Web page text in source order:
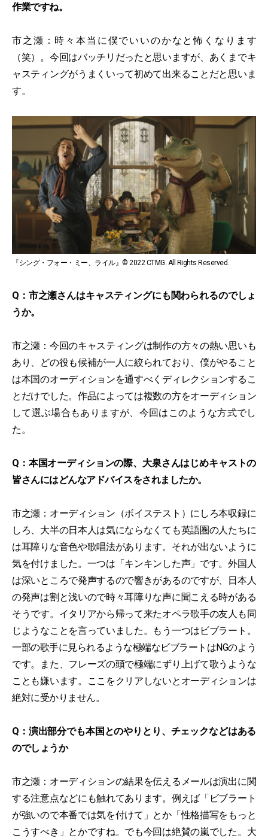
作業ですね。
市之瀬：時々本当に僕でいいのかなと怖くなります
（笑）。今回はバッチリだったと思いますが、あくまでキ
ャスティングがうまくいって初めて出来ることだと思いま
す。
『シング・フォー・ミー、ライル』© 2022 CTMG. All Rights Reserved.
Q：市之瀬さんはキャスティングにも関わられるのでしょ
うか。
市之瀬：今回のキャスティングは制作の方々の熱い思いも
あり、どの役も候補が一人に絞られており、僕がやること
は本国のオーディションを通すべくディレクションするこ
とだけでした。作品によっては複数の方をオーディション
して選ぶ場合もありますが、今回はこのような方式でし
た。
Q：本国オーディションの際、大泉さんはじめキャストの
皆さんにはどんなアドバイスをされましたか。
市之瀬：オーディション（ボイステスト）にしろ本収録に
しろ、大半の日本人は気にならなくても英語圏の人たちに
は耳障りな音色や歌唱法があります。それが出ないように
気を付けました。一つは「キンキンした声」です。外国人
は深いところで発声するので響きがあるのですが、日本人
の発声は割と浅いので時々耳障りな声に聞こえる時がある
そうです。イタリアから帰って来たオペラ歌手の友人も同
じようなことを言っていました。もう一つはビブラート。
一部の歌手に見られるような極端なビブラートはNGのよう
です。また、フレーズの頭で極端にずり上げて歌うような
ことも嫌います。ここをクリアしないとオーディションは
絶対に受かりません。
Q：演出部分でも本国とのやりとり、チェックなどはある
のでしょうか
市之瀬：オーディションの結果を伝えるメールは演出に関
する注意点などにも触れてあります。例えば「ビブラート
が強いので本番では気を付けて」とか「性格描写をもっと
こうすべき」とかですね。でも今回は絶賛の嵐でした。大